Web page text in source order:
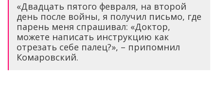
«Двадцать пятого февраля, на второй
день после войны, я получил письмо, где
парень меня спрашивал: «Доктор,
можете написать инструкцию как
отрезать себе палец?», – припомнил
Комаровский.